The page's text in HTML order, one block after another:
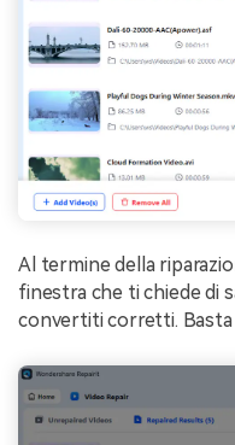
Al termine della
finestra che ti chiede di
convertiti corretti. Basta